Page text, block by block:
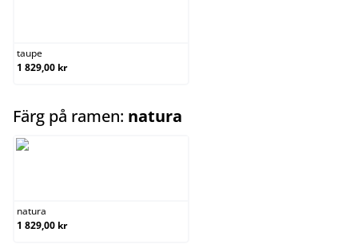
taupe
1 829,00 kr
Färg på ramen: natura
natura
1 829,00 kr